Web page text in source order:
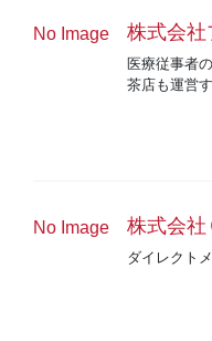
No Image 株式会社
医療従事者
茶店も運営
No Image 株式会社
ダイレクト